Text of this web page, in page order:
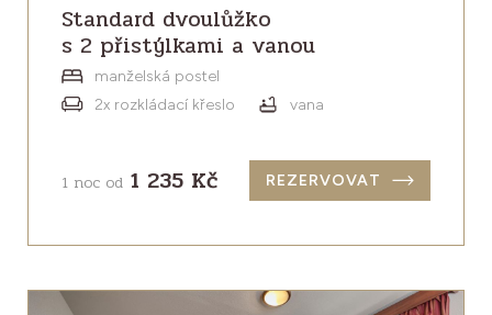
Standard dvoulůžko
s 2 přistýlkami a vanou
manželská postel
2x rozkládací křeslo
vana
1 noc od 1 235 Kč REZERVOVAT